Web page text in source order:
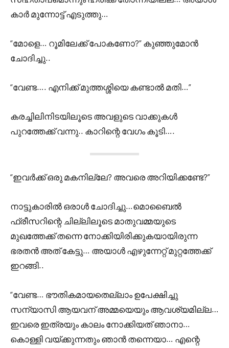
കാർ മുന്നോട്ട് എടുത്തു…
“മോളെ… റൂമിലേക്ക് പോകണോ?” കുഞ്ഞുമോൻ
ചോദിച്ചു..
“വേണ്ട…. എനിക്ക് മുത്തശ്ശിയെ കണ്ടാൽ മതി…”
കരച്ചിലിനിടയിലൂടെ അവളുടെ വാക്കുകൾ
പുറത്തേക്ക് വന്നു.. കാറിന്റെ വേഗം കൂടി….
“ഇവർക്ക് ഒരു മകനില്ലേ? അവരെ അറിയിക്കണ്ടേ?”
നാട്ടുകാരിൽ ഒരാൾ ചോദിച്ചു…മൊബൈൽ
ഫ്രീസറിന്റെ ചില്ലിലൂടെ മാതുവമ്മയുടെ
മുഖത്തേക്ക് തന്നെ നോക്കിയിരിക്കുകയായിരുന്ന
ഭരതൻ അത് കേട്ടു… അയാൾ എഴുന്നേറ്റ് മുറ്റത്തേക്ക്
ഇറങ്ങി..
“വേണ്ട… ഭൗതികമായതെല്ലാം ഉപേക്ഷിച്ചു
സന്യാസി ആയവന് അമ്മയെയും ആവശ്യമില്ല…
ഇവരെ ഇത്രയും കാലം നോക്കിയത് ഞാനാ…
കൊള്ളി വയ്ക്കുന്നതും ഞാൻ തന്നെയാ… എന്റെ